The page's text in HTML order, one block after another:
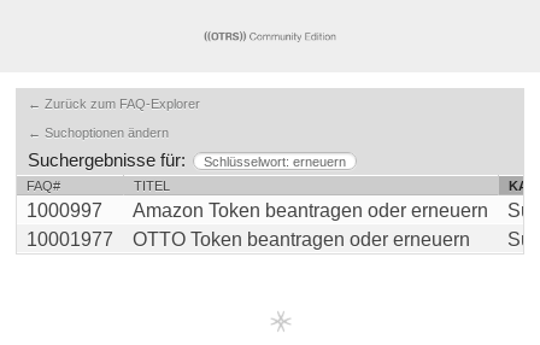
← Zurück zum FAQ-Explorer
← Suchoptionen ändern
Suchergebnisse für:
Schlüsselwort: erneuern
FAQ#
TITEL
1000997 Amazon Token beantragen oder erneuern
10001977
OTTO Token beantragen oder erneuern